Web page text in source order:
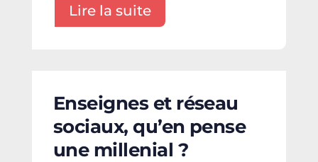
Lire la suite
Enseignes et réseau
sociaux, qu’en pense
une millenial ?